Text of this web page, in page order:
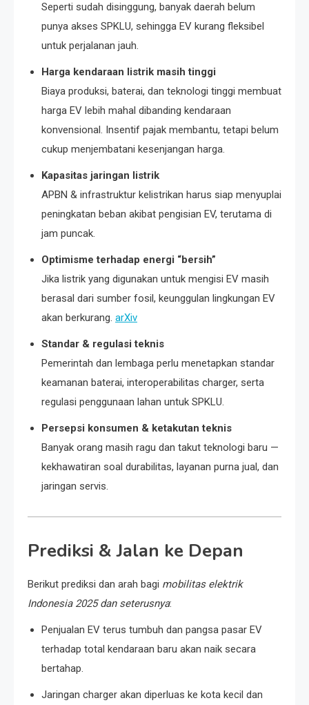
Seperti sudah disinggung, banyak daerah belum
punya akses SPKLU, sehingga EV kurang fleksibel
untuk perjalanan jauh.
Harga kendaraan listrik masih tinggi
Biaya produksi, baterai, dan teknologi tinggi membuat
harga EV lebih mahal dibanding kendaraan
konvensional. Insentif pajak membantu, tetapi belum
cukup menjembatani kesenjangan harga.
Kapasitas jaringan listrik
APBN & infrastruktur kelistrikan harus siap menyuplai
peningkatan beban akibat pengisian EV, terutama di
jam puncak.
Optimisme terhadap energi “bersih”
Jika listrik yang digunakan untuk mengisi EV masih
berasal dari sumber fosil, keunggulan lingkungan EV
akan berkurang. arXiv
Standar & regulasi teknis
Pemerintah dan lembaga perlu menetapkan standar
keamanan baterai, interoperabilitas charger, serta
regulasi penggunaan lahan untuk SPKLU.
Persepsi konsumen & ketakutan teknis
Banyak orang masih ragu dan takut teknologi baru —
kekhawatiran soal durabilitas, layanan purna jual, dan
jaringan servis.
Prediksi & Jalan ke Depan
Berikut prediksi dan arah bagi mobilitas elektrik
Indonesia 2025 dan seterusnya:
Penjualan EV terus tumbuh dan pangsa pasar EV
terhadap total kendaraan baru akan naik secara
bertahap.
Jaringan charger akan diperluas ke kota kecil dan